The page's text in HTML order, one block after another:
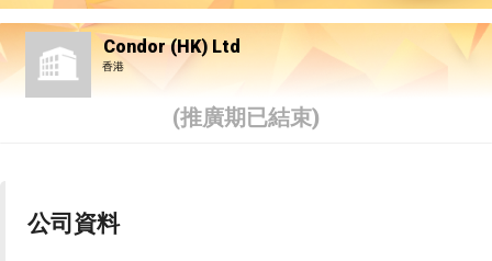
Condor (HK) Ltd
香港
(推廣期已結束)
公司資料